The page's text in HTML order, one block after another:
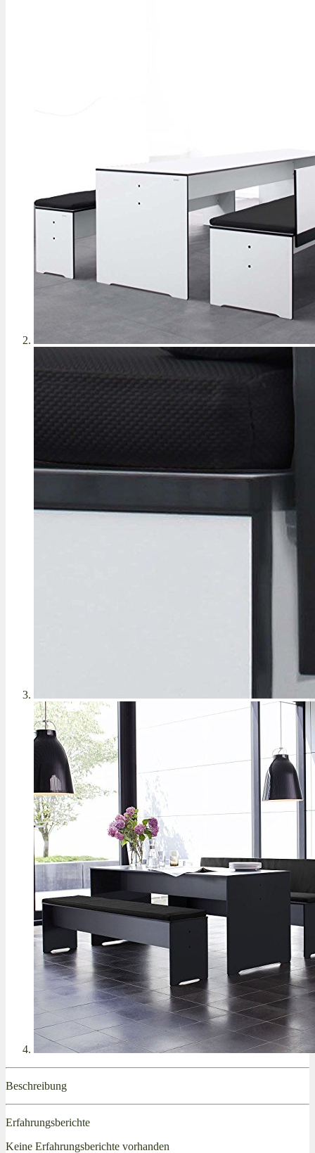
Beschreibung
Erfahrungsberichte
Keine Erfahrungsberichte vorhanden